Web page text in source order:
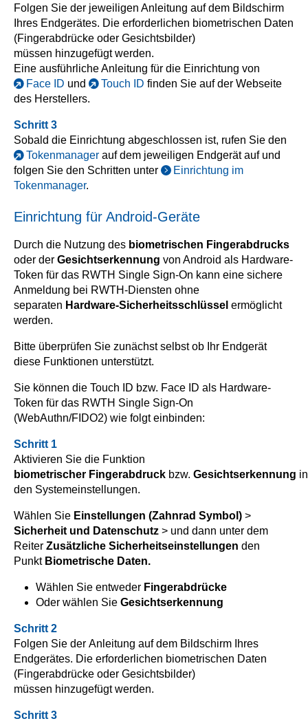
Folgen Sie der jeweiligen Anleitung auf dem Bildschirm
Ihres Endgerätes. Die erforderlichen biometrischen Daten
(Fingerabdrücke oder Gesichtsbilder)
müssen hinzugefügt werden.
Eine ausführliche Anleitung für die Einrichtung von
Face ID und Touch ID finden Sie auf der Webseite
des Herstellers.
Schritt 3
Sobald die Einrichtung abgeschlossen ist, rufen Sie den
Tokenmanager auf dem jeweiligen Endgerät auf und
folgen Sie den Schritten unter
Einrichtung im
Tokenmanager.
Einrichtung für Android-Geräte
Durch die Nutzung des biometrischen Fingerabdrucks
oder der Gesichtserkennung von Android als Hardware-
Token für das RWTH Single Sign-On kann eine sichere
Anmeldung bei RWTH-Diensten ohne
separaten Hardware-Sicherheitsschlüssel ermöglicht
werden.
Bitte überprüfen Sie zunächst selbst ob Ihr Endgerät
diese Funktionen unterstützt.
Sie können die Touch ID bzw. Face ID als Hardware-
Token für das RWTH Single Sign-On
(WebAuthn/FIDO2) wie folgt einbinden:
Schritt 1
Aktivieren Sie die Funktion
biometrischer Fingerabdruck bzw. Gesichtserkennung in
den Systemeinstellungen.
Wählen Sie Einstellungen (Zahnrad Symbol) >
Sicherheit und Datenschutz > und dann unter dem
Reiter Zusätzliche Sicherheitseinstellungen den
Punkt Biometrische Daten.
Wählen Sie entweder Fingerabdrücke
Oder wählen Sie Gesichtserkennung
Schritt 2
Folgen Sie der Anleitung auf dem Bildschirm Ihres
Endgerätes. Die erforderlichen biometrischen Daten
(Fingerabdrücke oder Gesichtsbilder)
müssen hinzugefügt werden.
Schritt 3